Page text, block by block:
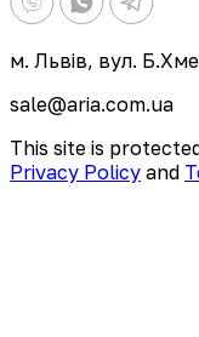
м. Львів, вул.
sale@aria.com.ua
This site is
Privacy Policy and